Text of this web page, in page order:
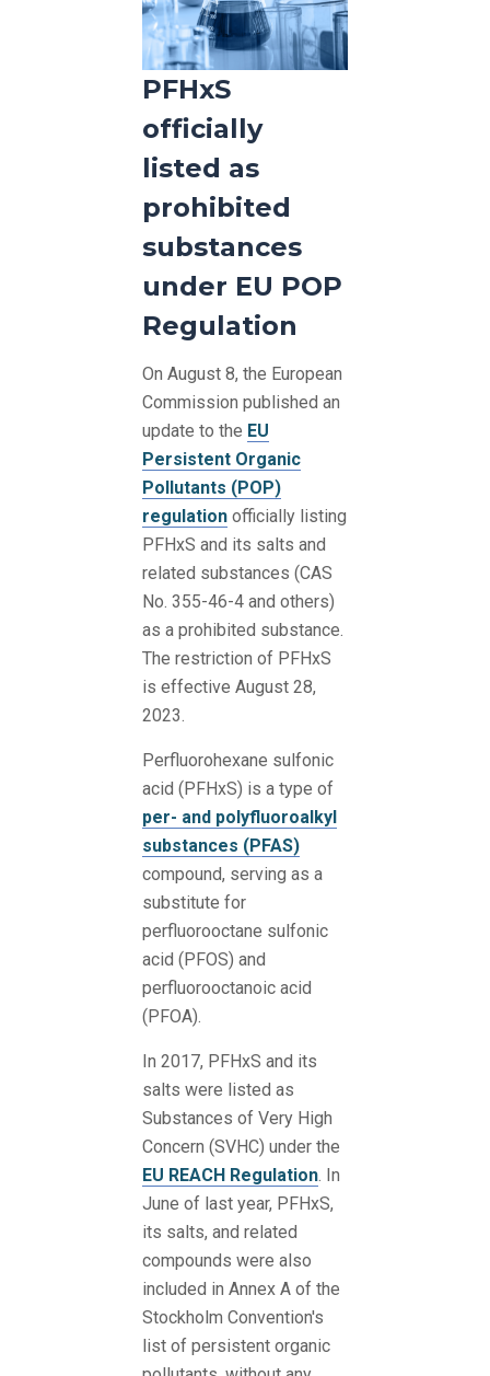
PFHxS
officially
listed as
prohibited
substances
under EU POP
Regulation
On August 8, the European
Commission published an
update to the EU
Persistent Organic
Pollutants (POP)
regulation officially listing
PFHxS and its salts and
related substances (CAS
No. 355-46-4 and others)
as a prohibited substance.
The restriction of PFHxS
is effective August 28,
2023.
Perfluorohexane sulfonic
acid (PFHxS) is a type of
per- and polyfluoroalkyl
substances (PFAS)
compound, serving as a
substitute for
perfluorooctane sulfonic
acid (PFOS) and
perfluorooctanoic acid
(PFOA).
In 2017, PFHxS and its
salts were listed as
Substances of Very High
Concern (SVHC) under the
EU REACH Regulation. In
June of last year, PFHxS,
its salts, and related
compounds were also
included in Annex A of the
Stockholm Convention's
list of persistent organic